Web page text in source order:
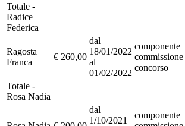
Totale -
Radice
Federica
Ragosta
Franca
€ 260,00
dal
18/01/2022
al
01/02/2022
componente
commissione
concorso
Totale -
Rosa Nadia
dal
1/10/2021
componente